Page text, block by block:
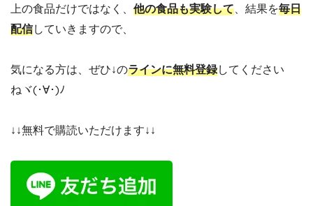
上の食品だけではなく、 他の食品も実験して 、結果を毎日
配信していきますので、
気になる方は、ぜひ↓のラインに無料登録してください
ねヾ(･∀･)ﾉ
↓↓無料で購読いただけます↓↓